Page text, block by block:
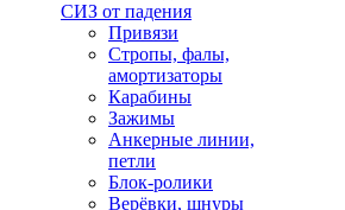
СИЗ от падения
Привязи
Стропы, фалы,
амортизаторы
Карабины
Зажимы
Анкерные линии,
петли
Блок-ролики
Верёвки, шнуры